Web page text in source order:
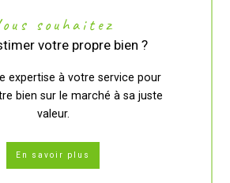
Vous souhaitez
votre propre bien ?
expertise à votre service pour
bien sur le marché à sa juste
valeur.
En savoir plus